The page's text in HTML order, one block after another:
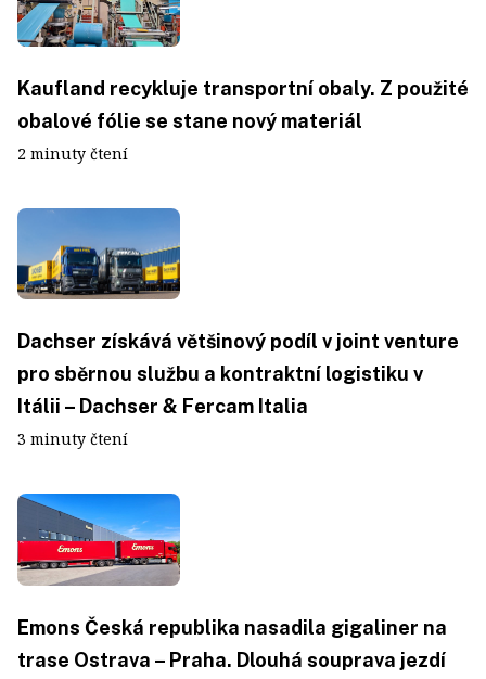
Kaufland recykluje transportní obaly. Z použité
obalové fólie se stane nový materiál
2 minuty čtení
Dachser získává většinový podíl v joint venture
pro sběrnou službu a kontraktní logistiku v
Itálii – Dachser & Fercam Italia
3 minuty čtení
Emons Česká republika nasadila gigaliner na
trase Ostrava – Praha. Dlouhá souprava jezdí